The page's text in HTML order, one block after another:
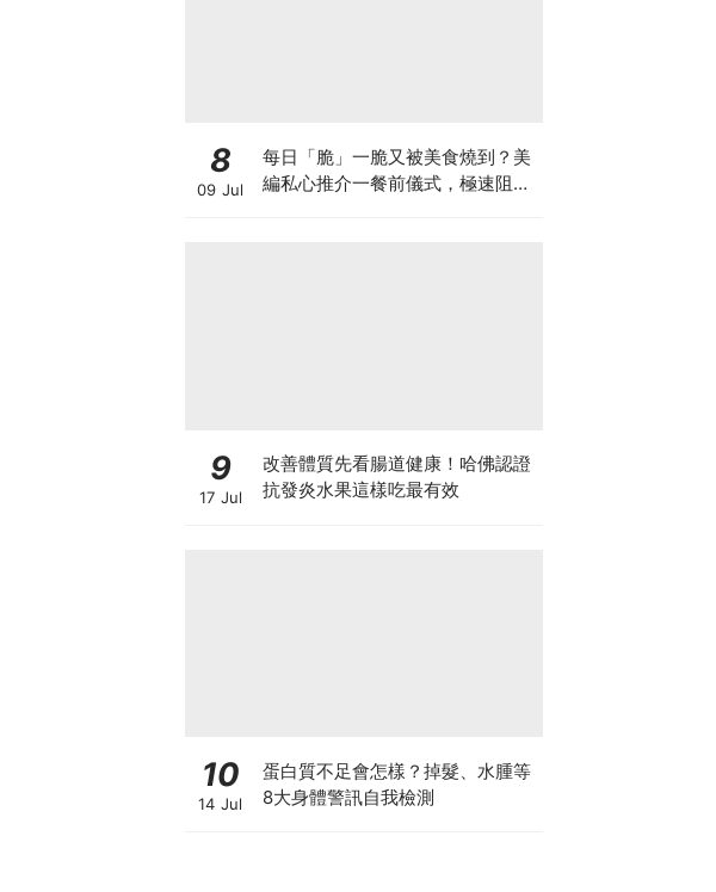
8
09 Jul
每日「脆」一脆又被美食燒到？美
編私心推介一餐前儀式，極速阻碳
9
17 Jul
改善體質先看腸道健康！哈佛認證
抗發炎水果這樣吃最有效
10
14 Jul
蛋白質不足會怎樣？掉髮、水腫等
8大身體警訊自我檢測